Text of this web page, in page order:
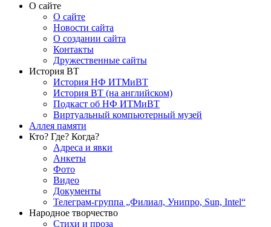
О сайте
О сайте
Новости сайта
О создании сайта
Контакты
Дружественные сайты
История ВТ
История НФ ИТМиВТ
История ВТ (на английском)
Подкаст об НФ ИТМиВТ
Виртуальный компьютерный музей
Аллея памяти
Кто? Где? Когда?
Адреса и явки
Анкеты
Фото
Видео
Документы
Телеграм-группа „Филиал, Унипро, Sun, Intel“
Народное творчество
Стихи и проза